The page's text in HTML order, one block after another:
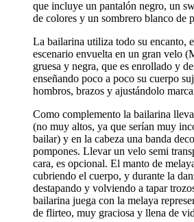
que incluye un pantalón negro, un
de colores y un sombrero blanco de
La bailarina utiliza todo su encanto,
escenario envuelta en un gran velo
gruesa y negra, que es enrollado y
enseñando poco a poco su cuerpo
hombros, brazos y ajustándolo
Como complemento la bailarina
(no muy altos, ya que serían muy
bailar) y en la cabeza una banda
pompones. Llevar un velo semi
cara, es opcional. El manto de
cubriendo el cuerpo, y durante la
destapando y volviendo a tapar
bailarina juega con la melaya
de flirteo, muy graciosa y llena de